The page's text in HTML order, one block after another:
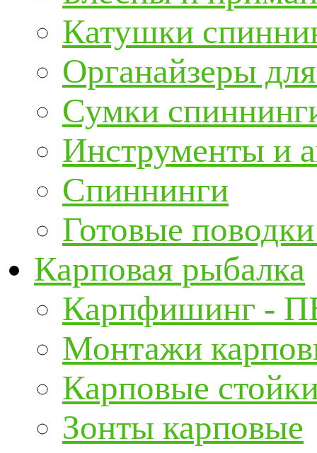
Катушки
Органайзеры
Сумки
Инструменты и
Спиннинги
Готовые
Карповая рыбалка
Карпфишинг -
Монтажи
Карповые
Зонты карповые